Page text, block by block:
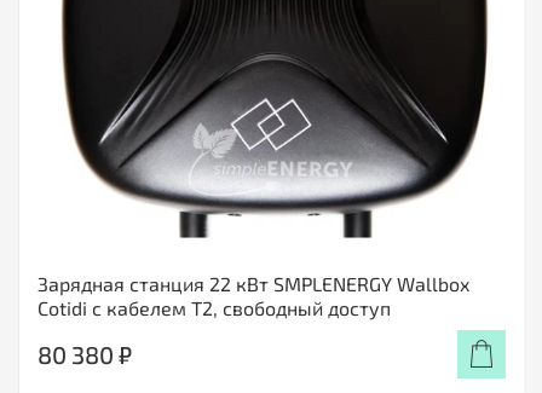
Зарядная станция 22 кВт SMPLENERGY Wallbox
Cotidi с кабелем Т2, свободный доступ
80 380 ₽